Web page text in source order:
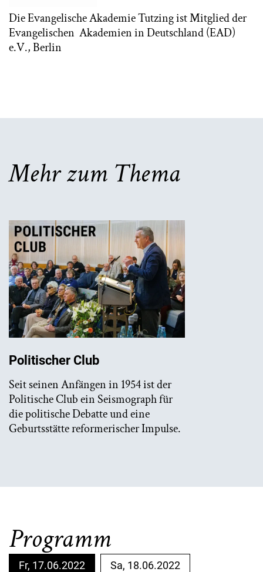
Die Evangelische Akademie Tutzing ist Mitglied der
Evangelischen Akademien in Deutschland (EAD)
e.V., Berlin
Mehr zum Thema
Politischer Club
Seit seinen Anfängen in 1954 ist der
Politische Club ein Seismograph für
die politische Debatte und eine
Geburtsstätte reformerischer Impulse.
Programm
Fr, 17.06.2022 Sa, 18.06.2022